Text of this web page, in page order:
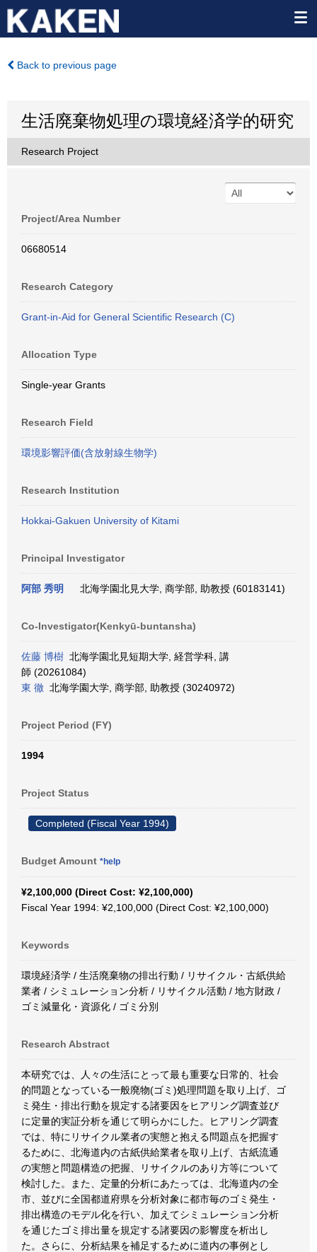
Back to previous page
生活廃棄物処理の環境経済学的研究
Research Project
Project/Area Number
06680514
Research Category
Grant-in-Aid for General Scientific Research (C)
Allocation Type
Single-year Grants
Research Field
環境影響評価(含放射線生物学)
Research Institution
Hokkai-Gakuen University of Kitami
Principal Investigator
阿部 秀明 北海学園北見大学, 商学部, 助教授 (60183141)
Co-Investigator(Kenkyū-buntansha)
佐藤 博樹 北海学園北見短期大学, 経営学科, 講
師 (20261084)
東 徹 北海学園大学, 商学部, 助教授 (30240972)
Project Period (FY)
1994
Project Status
Completed (Fiscal Year 1994)
Budget Amount *help
¥2,100,000 (Direct Cost: ¥2,100,000)
Fiscal Year 1994: ¥2,100,000 (Direct Cost: ¥2,100,000)
Keywords
環境経済学 / 生活廃棄物の排出行動 / リサイクル・古紙供給
業者 / シミュレーション分析 / リサイクル活動 / 地方財政 /
ゴミ減量化・資源化 / ゴミ分別
Research Abstract
本研究では、人々の生活にとって最も重要な日常的、社会
的問題となっている一般廃物(ゴミ)処理問題を取り上げ、ゴ
ミ発生・排出行動を規定する諸要因をヒアリング調査並び
に定量的実証分析を通じて明らかにした。ヒアリング調査
では、特にリサイクル業者の実態と抱える問題点を把握す
るために、北海道内の古紙供給業者を取り上げ、古紙流通
の実態と問題構造の把握、リサイクルのあり方等について
検討した。また、定量的分析にあたっては、北海道内の全
市、並びに全国都道府県を分析対象に都市毎のゴミ発生・
排出構造のモデル化を行い、加えてシミュレーション分析
を通じたゴミ排出量を規定する諸要因の影響度を析出し
た。さらに、分析結果を補足するために道内の事例とし